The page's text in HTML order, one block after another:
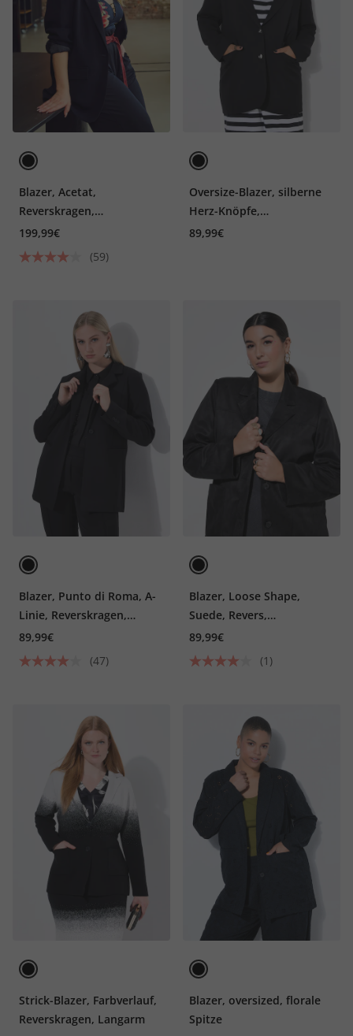
Blazer, Acetat,
Reverskragen,
Knopfverschluss
199,99€
(59)
Oversize-Blazer, silberne
Herz-Knöpfe,
Komplettfutter
89,99€
Blazer, Punto di Roma, A-
Linie, Reverskragen,
Stretch
89,99€
(47)
Blazer, Loose Shape,
Suede, Revers,
Komplettfutter
89,99€
(1)
Strick-Blazer, Farbverlauf,
Reverskragen, Langarm
Blazer, oversized, florale
Spitze